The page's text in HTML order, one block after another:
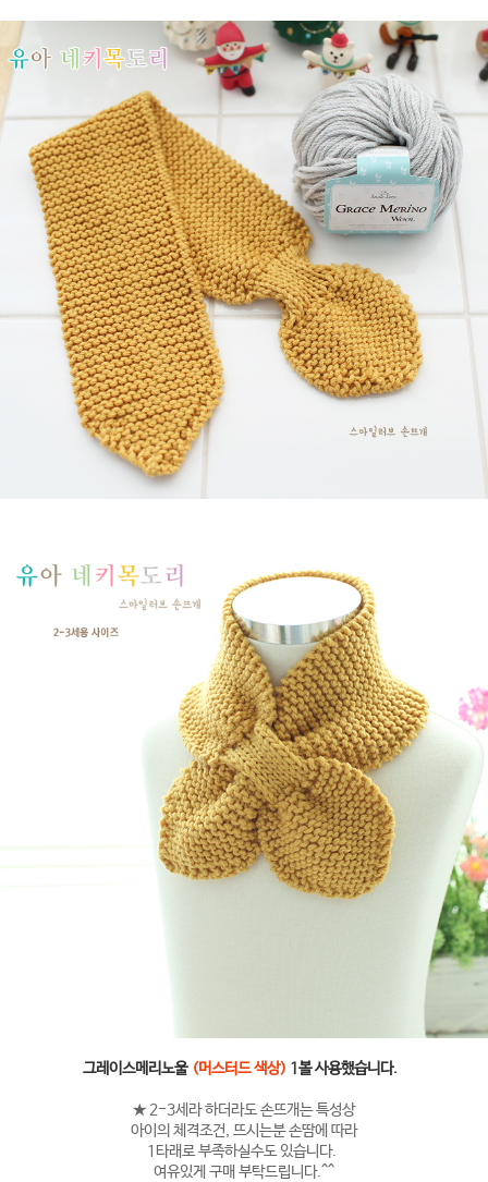
그레이스메리노울 (머스터드 색상) 1볼 사용했습니다.
★ 2-3세라 하더라도 손뜨개는 특성상
아이의 체격조건, 뜨시는분 손땀에 따라
1타래로 부족하실수도 있습니다.
여유있게 구매 부탁드립니다.^^